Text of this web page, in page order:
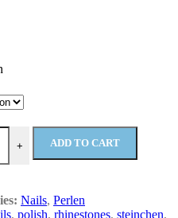
+ ADD TO CART
Nails, Perlen
, polish, rhinestones, steinchen,